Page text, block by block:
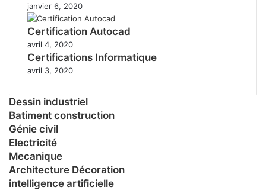
janvier 6, 2020
Certification Autocad
avril 4, 2020
Certifications Informatique
avril 3, 2020
Dessin industriel
Batiment construction
Génie civil
Electricité
Mecanique
Architecture Décoration
intelligence artificielle